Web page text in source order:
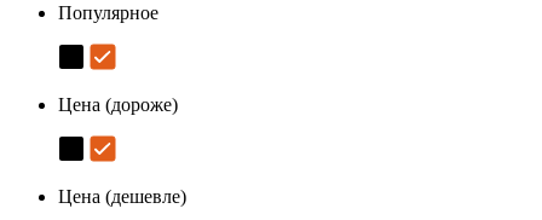
Популярное
Цена (дороже)
Цена (дешевле)